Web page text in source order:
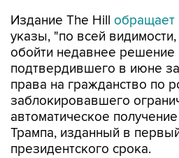
Издание The Hill обращает
указы, "по всей
обойти недавнее решение
подтвердившего в июне
права на гражданство по
заблокировавшего
автоматическое
Трампа, изданный в
президентского срока.